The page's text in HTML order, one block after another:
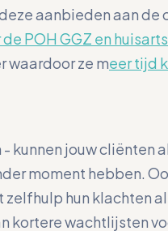
aanbieden aan de
POH GGZ en
waardoor ze meer tijd
kunnen jouw cliënten
moment hebben.
hun klachten al
kortere wachtlijsten